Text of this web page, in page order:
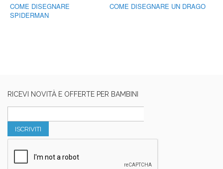
COME DISEGNARE
SPIDERMAN
COME DISEGNARE UN DRAGO
RICEVI NOVITÀ E OFFERTE PER BAMBINI
ISCRIVITI